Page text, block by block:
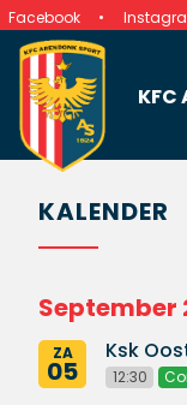
Facebook
KALENDER
September
ZA
05
Ksk
12:30